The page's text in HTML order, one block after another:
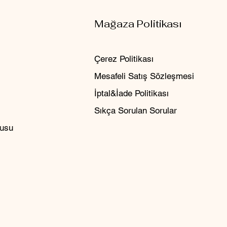
Mağaza Politikası
Çerez Politikası
Mesafeli Satış Sözleşmesi
İptal&İade Politikası
Sıkça Sorulan Sorular